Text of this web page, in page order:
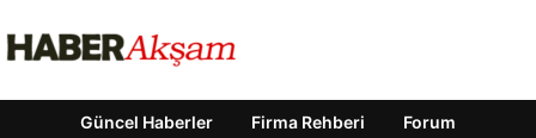
Güncel Haberler Firma Rehberi Forum